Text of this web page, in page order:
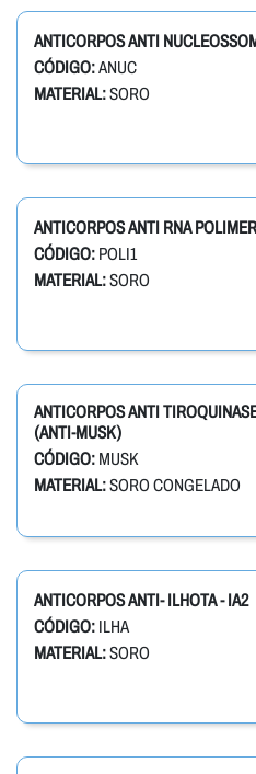
ANTICORPOS ANTI
CÓDIGO:ANUC
MATERIAL:SORO
ANTICORPOS ANTI RNA
CÓDIGO: POLI1
MATERIAL:SORO
ANTICORPOS ANTI
(ANTI-MUSK)
CÓDIGO: MUSK
MATERIAL:SORO CONGELADO
ANTICORPOS ANTI- ILHOTA - IA2
CÓDIGO: ILHA
MATERIAL:SORO